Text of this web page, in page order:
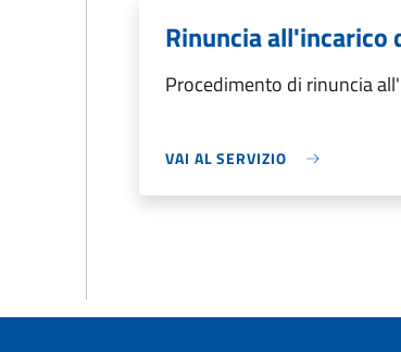
Rinuncia
Procedimento di rinuncia
VAI AL SERVIZIO